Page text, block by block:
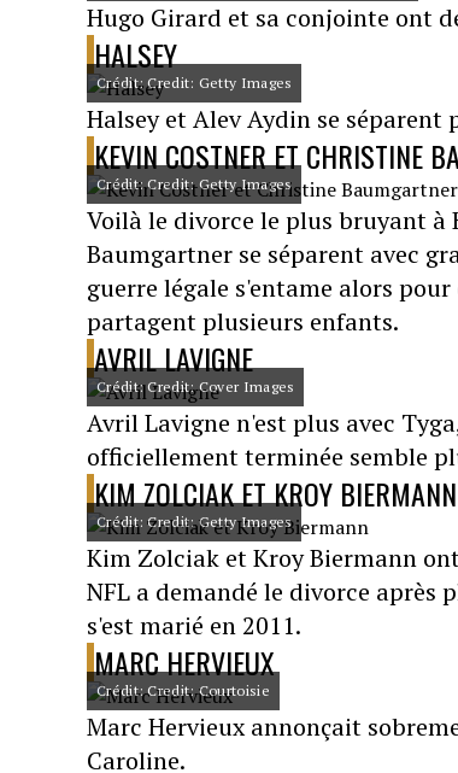
Hugo Girard et sa conjointe ont
HALSEY
Crédit: Credit: Getty Images
Halsey et Alev Aydin se séparent
KEVIN COSTNER ET CHRISTINE
Crédit: Credit: Getty Images
Voilà le divorce le plus bruyant à
Baumgartner se séparent avec
guerre légale s'entame alors
partagent plusieurs enfants.
AVRIL LAVIGNE
Crédit: Credit: Cover Images
Avril Lavigne n'est plus avec
officiellement terminée semble
KIM ZOLCIAK ET KROY BIERMANN
Crédit: Credit: Getty Images
Kim Zolciak et Kroy Biermann
NFL a demandé le divorce après
s'est marié en 2011.
MARC HERVIEUX
Crédit: Credit: Courtoisie
Marc Hervieux annonçait
Caroline.